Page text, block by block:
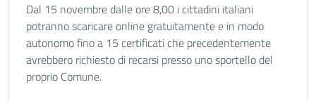
Dal 15 novembre dalle ore 8,00 i cittadini italiani
potranno scaricare online gratuitamente e in modo
autonomo fino a 15 certificati che precedentemente
avrebbero richiesto di recarsi presso uno sportello del
proprio Comune.